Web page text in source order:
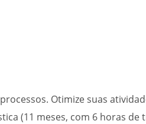
Otimize suas
(11 meses, com 6 horas de